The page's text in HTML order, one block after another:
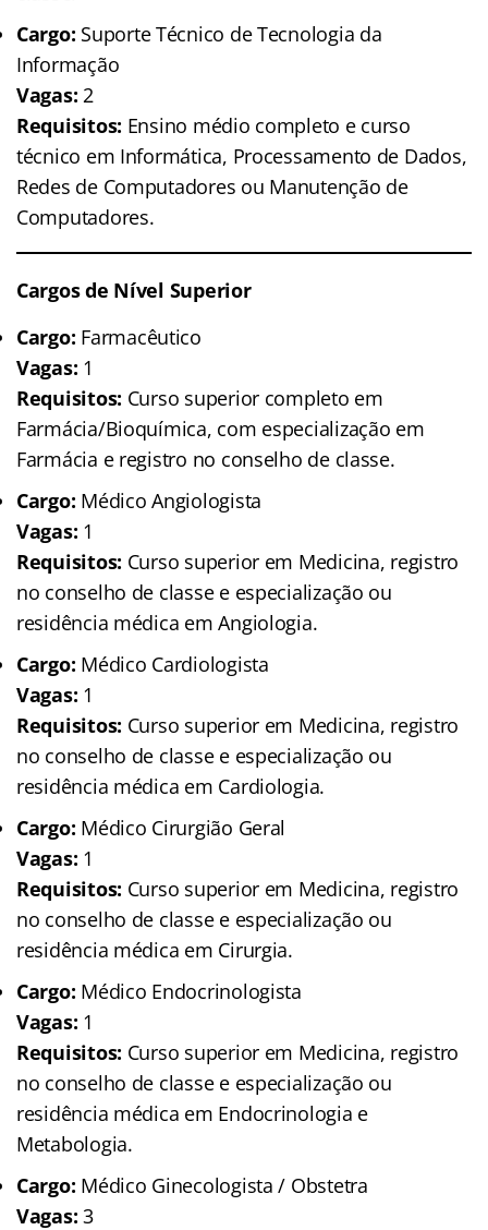
Cargo: Suporte Técnico de Tecnologia da
Informação
Vagas: 2
Requisitos: Ensino médio completo e curso
técnico em Informática, Processamento de Dados,
Redes de Computadores ou Manutenção de
Computadores.
Cargos de Nível Superior
Cargo: Farmacêutico
Vagas: 1
Requisitos: Curso superior completo em
Farmácia/Bioquímica, com especialização em
Farmácia e registro no conselho de classe.
Cargo: Médico Angiologista
Vagas: 1
Requisitos: Curso superior em Medicina, registro
no conselho de classe e especialização ou
residência médica em Angiologia.
Cargo: Médico Cardiologista
Vagas: 1
Requisitos: Curso superior em Medicina, registro
no conselho de classe e especialização ou
residência médica em Cardiologia.
Cargo: Médico Cirurgião Geral
Vagas: 1
Requisitos: Curso superior em Medicina, registro
no conselho de classe e especialização ou
residência médica em Cirurgia.
Cargo: Médico Endocrinologista
Vagas: 1
Requisitos: Curso superior em Medicina, registro
no conselho de classe e especialização ou
residência médica em Endocrinologia e
Metabologia.
Cargo: Médico Ginecologista / Obstetra
Vagas: 3